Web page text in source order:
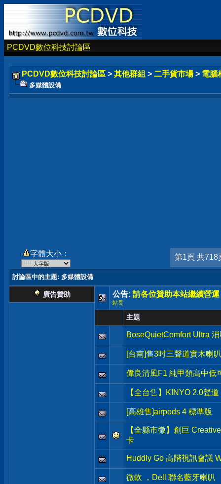
PCDVD數位科技討論區
PCDVD數位科技討論區 > 其他群組 > 二手貨市場 > 電腦
多媒體設備
字體大小： 第1頁 共718
討論區中的主題: 多媒體設備
廣告贊助 公告: 請各位贊助本站繼續營運
站長
主題
BoseQuietComfort Ultra
[台南]售3吋三聲道實木喇
偉良清風F1 純甲類高中低
【全台售】KINYO 2.0聲
[高雄售]airpods 4 標準版
【全縣市徵】創巨
卡
Huddly Go 高階視訊會議
微軟 ，Dell 聯名藍牙喇叭